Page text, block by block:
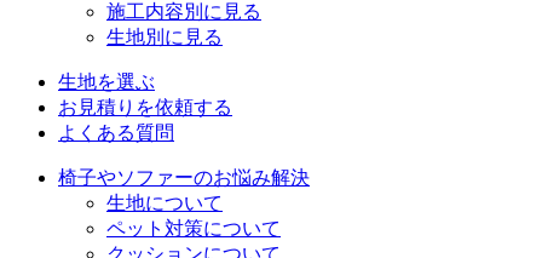
施工内容別に見る
生地別に見る
生地を選ぶ
お見積りを依頼する
よくある質問
椅子やソファーのお悩み解決
生地について
ペット対策について
クッションについて